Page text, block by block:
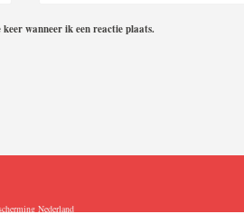
wanneer ik een reactie plaats.
Nederland